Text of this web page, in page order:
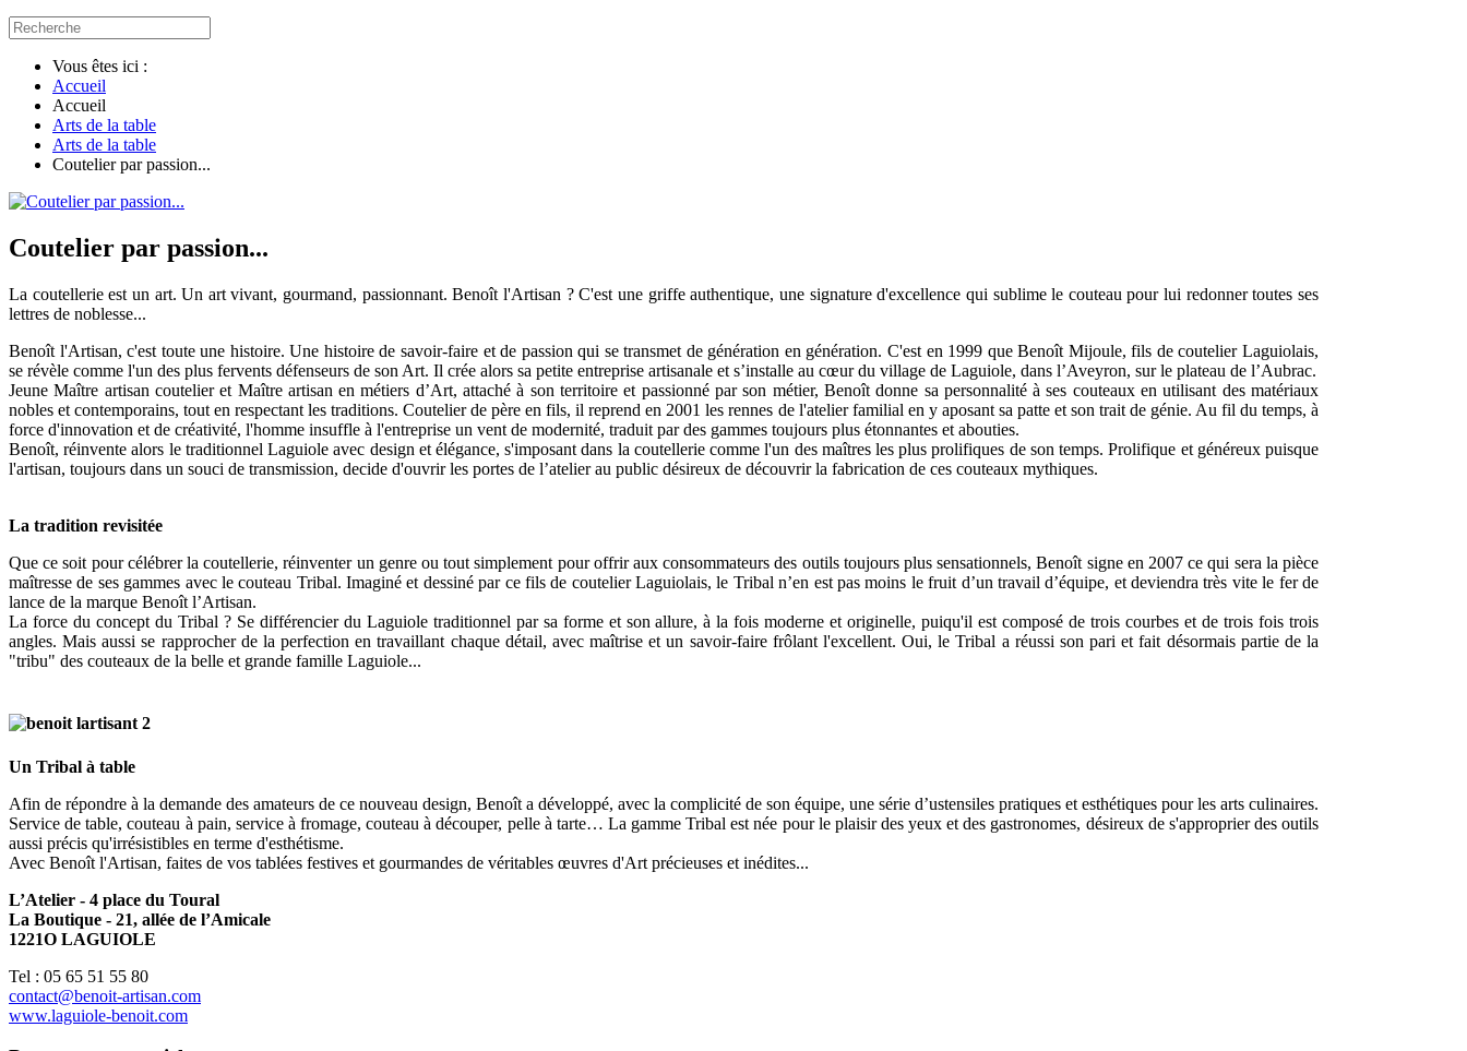
Vous êtes ici :
Accueil
Accueil
Arts de la table
Arts de la table
Coutelier par passion...
Coutelier par passion...
La coutellerie est un art. Un art vivant, gourmand, passionnant. Benoît l'Artisan ? C'est une griffe authentique, une signature d'excellence qui sublime le couteau pour lui redonner toutes ses
lettres de noblesse...
Benoît l'Artisan, c'est toute une histoire. Une histoire de savoir-faire et de passion qui se transmet de génération en génération. C'est en 1999 que Benoît Mijoule, fils de coutelier Laguiolais,
se révèle comme l'un des plus fervents défenseurs de son Art. Il crée alors sa petite entreprise artisanale et s’installe au cœur du village de Laguiole, dans l’Aveyron, sur le plateau de l’Aubrac.
Jeune Maître artisan coutelier et Maître artisan en métiers d’Art, attaché à son territoire et passionné par son métier, Benoît donne sa personnalité à ses couteaux en utilisant des matériaux
nobles et contemporains, tout en respectant les traditions. Coutelier de père en fils, il reprend en 2001 les rennes de l'atelier familial en y aposant sa patte et son trait de génie. Au fil du temps, à
force d'innovation et de créativité, l'homme insuffle à l'entreprise un vent de modernité, traduit par des gammes toujours plus étonnantes et abouties.
Benoît, réinvente alors le traditionnel Laguiole avec design et élégance, s'imposant dans la coutellerie comme l'un des maîtres les plus prolifiques de son temps. Prolifique et généreux puisque
l'artisan, toujours dans un souci de transmission, decide d'ouvrir les portes de l’atelier au public désireux de découvrir la fabrication de ces couteaux mythiques.
La tradition revisitée
Que ce soit pour célébrer la coutellerie, réinventer un genre ou tout simplement pour offrir aux consommateurs des outils toujours plus sensationnels, Benoît signe en 2007 ce qui sera la pièce
maîtresse de ses gammes avec le couteau Tribal. Imaginé et dessiné par ce fils de coutelier Laguiolais, le Tribal n’en est pas moins le fruit d’un travail d’équipe, et deviendra très vite le fer de
lance de la marque Benoît l’Artisan.
La force du concept du Tribal ? Se différencier du Laguiole traditionnel par sa forme et son allure, à la fois moderne et originelle, puiqu'il est composé de trois courbes et de trois fois trois
angles. Mais aussi se rapprocher de la perfection en travaillant chaque détail, avec maîtrise et un savoir-faire frôlant l'excellent. Oui, le Tribal a réussi son pari et fait désormais partie de la
"tribu" des couteaux de la belle et grande famille Laguiole...
Un Tribal à table
Afin de répondre à la demande des amateurs de ce nouveau design, Benoît a développé, avec la complicité de son équipe, une série d’ustensiles pratiques et esthétiques pour les arts culinaires.
Service de table, couteau à pain, service à fromage, couteau à découper, pelle à tarte… La gamme Tribal est née pour le plaisir des yeux et des gastronomes, désireux de s'approprier des outils
aussi précis qu'irrésistibles en terme d'esthétisme.
Avec Benoît l'Artisan, faites de vos tablées festives et gourmandes de véritables œuvres d'Art précieuses et inédites...
L’Atelier - 4 place du Toural
La Boutique - 21, allée de l’Amicale
1221O LAGUIOLE
Tel : 05 65 51 55 80
contact@benoit-artisan.com
www.laguiole-benoit.com